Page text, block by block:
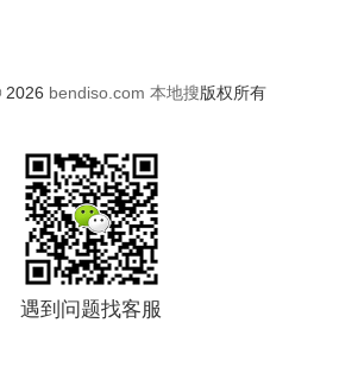
2026 bendiso.com 本地搜版权所有
遇到问题找客服